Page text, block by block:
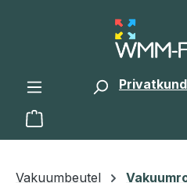
Zum Hauptinhalt springen
Warenkorb enthält 0
Vakuumbeutel